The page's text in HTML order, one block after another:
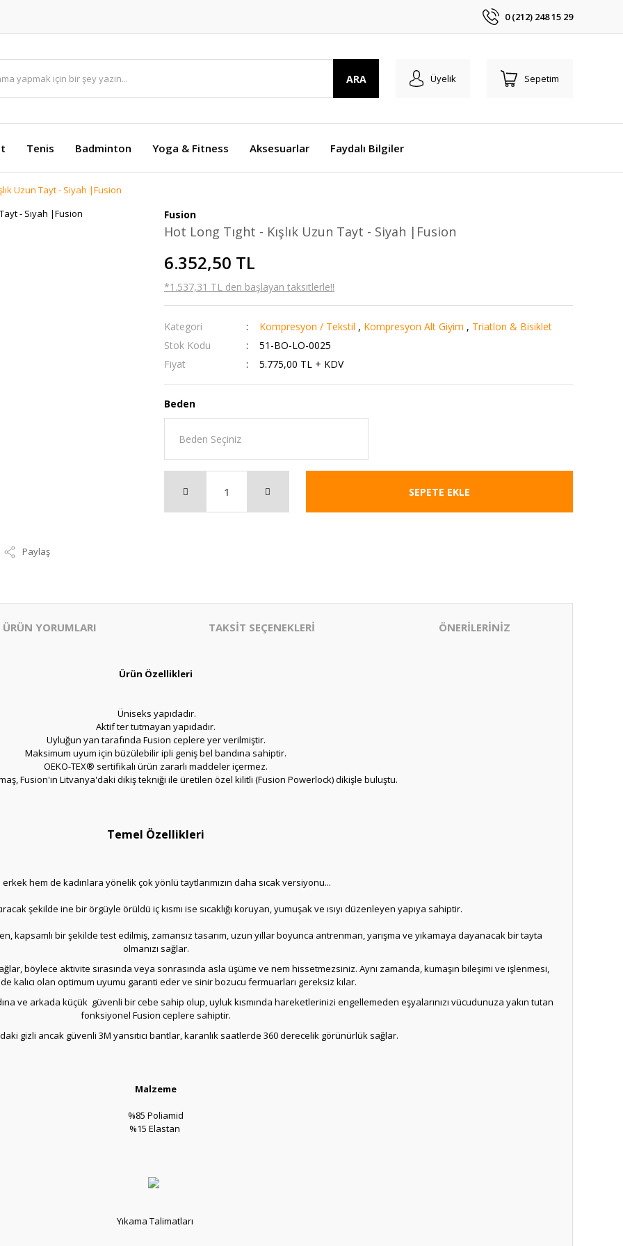
0 (212) 248 15 29
ARA Üyelik Sepetim
Tenis Badminton Yoga & Fitness Aksesuarlar Faydalı Bilgiler
Uzun Tayt - Siyah |Fusion
Paylaş
Fusion
Hot Long Tıght - Kışlık Uzun Tayt - Siyah |Fusion
6.352,50 TL
*1.537,31 TL den başlayan taksitlerle!!
Kategori Kompresyon / Tekstil , Kompresyon Alt Giyim , Triatlon & Bisiklet
Stok Kodu
51-BO-LO-0025
Fiyat
5.775,00 TL + KDV
Beden
SEPETE EKLE
ÜRÜN YORUMLARI TAKSİT SEÇENEKLERİ ÖNERİLERİNİZ
Ürün Özellikleri
Üniseks yapıdadır.
Aktif ter tutmayan yapıdadır.
Uyluğun yan tarafında Fusion ceplere yer verilmiştir.
Maksimum uyum için büzülebilir ipli geniş bel bandına sahiptir.
OEKO-TEX® sertifikalı ürün zararlı maddeler içermez.
Fusion'ın Litvanya'daki dikiş tekniği ile üretilen özel kilitli (Fusion Powerlock) dikişle buluştu.
Temel Özellikleri
erkek hem de kadınlara yönelik çok yönlü taytlarımızın daha sıcak versiyonu...
şekilde ine bir örgüyle örüldü iç kısmı ise sıcaklığı koruyan, yumuşak ve ısıyı düzenleyen yapıya sahiptir.
kapsamlı bir şekilde test edilmiş, zamansız tasarım, uzun yıllar boyunca antrenman, yarışma ve yıkamaya dayanacak bir tayta
olmanızı sağlar.
böylece aktivite sırasında veya sonrasında asla üşüme ve nem hissetmezsiniz. Aynı zamanda, kumaşın bileşimi ve işlenmesi,
kalıcı olan optimum uyumu garanti eder ve sinir bozucu fermuarları gereksiz kılar.
ve arkada küçük güvenli bir cebe sahip olup, uyluk kısmında hareketlerinizi engellemeden eşyalarınızı vücudunuza yakın tutan
fonksiyonel Fusion ceplere sahiptir.
gizli ancak güvenli 3M yansıtıcı bantlar, karanlık saatlerde 360 ​​derecelik görünürlük sağlar.
Malzeme
%85 Poliamid
%15 Elastan
Yıkama Talimatları